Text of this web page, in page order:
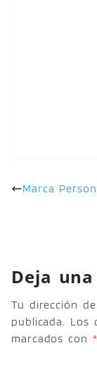
Marca
Deja
Tu dirección
publicada.
Los
marcados con *